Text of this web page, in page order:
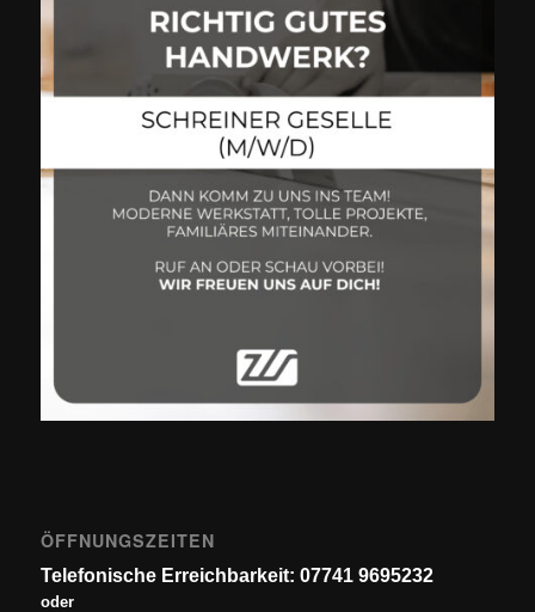
ÖFFNUNGSZEITEN
Telefonische Erreichbarkeit: 07741 9695232
oder